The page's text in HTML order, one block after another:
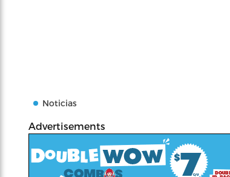
Noticias
Advertisements